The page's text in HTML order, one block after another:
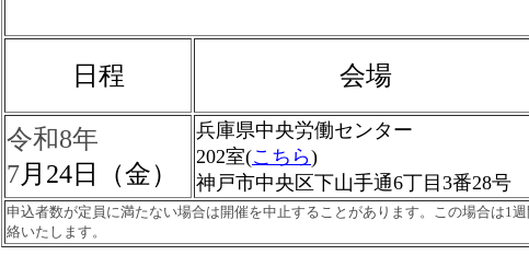
日程 会場
令和8年
7月24日（金）
兵庫県中央労働センター
202室(こちら)
神戸市中央区下山手通6丁目3番28号
申込者数が定員に満たない場合は開催を中止することがあります。この場合は1
絡いたします。